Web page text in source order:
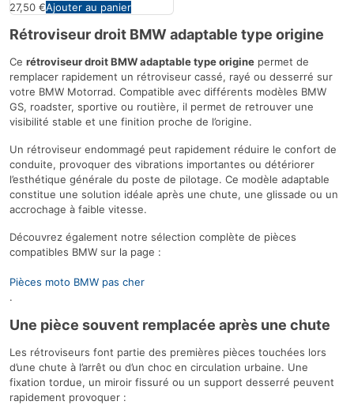
27,50 €Ajouter au panier
Rétroviseur droit BMW adaptable type origine
Ce rétroviseur droit BMW adaptable type origine permet de
remplacer rapidement un rétroviseur cassé, rayé ou desserré sur
votre BMW Motorrad. Compatible avec différents modèles BMW
GS, roadster, sportive ou routière, il permet de retrouver une
visibilité stable et une finition proche de l’origine.
Un rétroviseur endommagé peut rapidement réduire le confort de
conduite, provoquer des vibrations importantes ou détériorer
l’esthétique générale du poste de pilotage. Ce modèle adaptable
constitue une solution idéale après une chute, une glissade ou un
accrochage à faible vitesse.
Découvrez également notre sélection complète de pièces
compatibles BMW sur la page :
Pièces moto BMW pas cher
.
Une pièce souvent remplacée après une chute
Les rétroviseurs font partie des premières pièces touchées lors
d’une chute à l’arrêt ou d’un choc en circulation urbaine. Une
fixation tordue, un miroir fissuré ou un support desserré peuvent
rapidement provoquer :